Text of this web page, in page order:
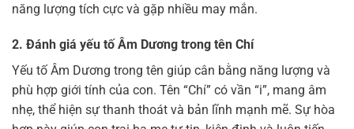
năng lượng tích cực và gặp nhiều may mắn.
2. Đánh giá yếu tố Âm Dương trong tên Chí
Yếu tố Âm Dương trong tên giúp cân bằng năng lượng và
phù hợp giới tính của con. Tên “Chí” có vần “i”, mang âm
nhẹ, thể hiện sự thanh thoát và bản lĩnh mạnh mẽ. Sự hòa